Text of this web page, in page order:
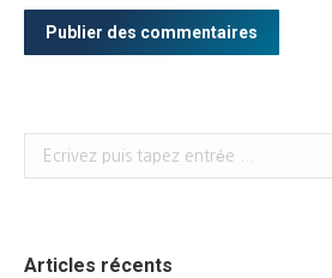
Publier des commentaires
Search:
Articles récents